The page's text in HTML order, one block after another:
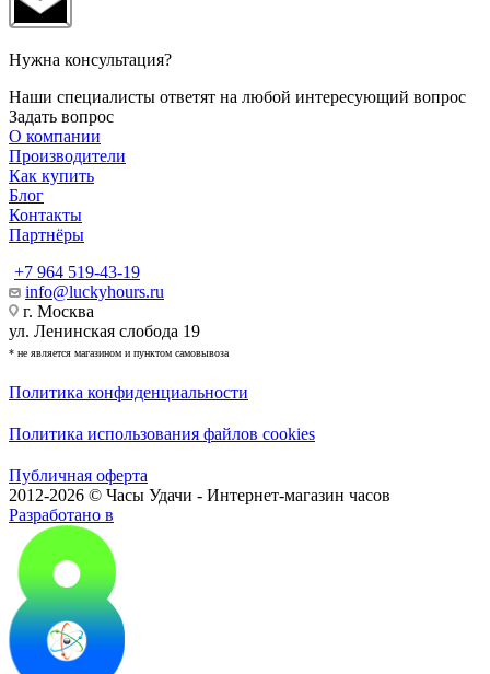
Нужна консультация?
Наши специалисты ответят на любой интересующий вопрос
Задать вопрос
О компании
Производители
Как купить
Блог
Контакты
Партнёры
+7 964 519-43-19
info@luckyhours.ru
г. Москва
ул. Ленинская слобода 19
* не является магазином и пунктом самовывоза
Политика конфиденциальности
Политика использования файлов cookies
Публичная оферта
2012-2026 © Часы Удачи - Интернет-магазин часов
Разработано в